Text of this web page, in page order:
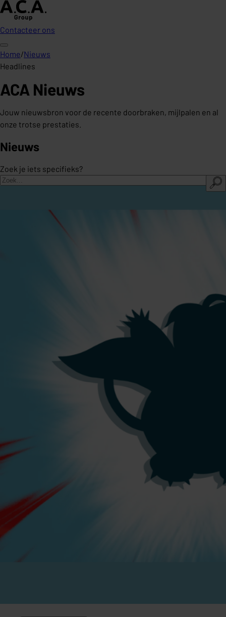
Contacteer ons
Home/Nieuws
Headlines
ACA Nieuws
Jouw nieuwsbron voor de recente doorbraken, mijlpalen en al
onze trotse prestaties.
Nieuws
Zoek je iets specifieks?